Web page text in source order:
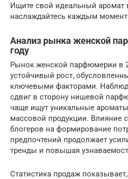
Ищите свой идеальный аромат
наслаждайтесь каждым
Анализ рынка женской
году
Рынок женской парфюмерии в
устойчивый рост,
ключевыми факторами.
сдвиг в сторону нишевой
чаще ищут уникальные
массовой продукции. Влияние
блогеров на формирование
предпочтений продолжает
тренды и повышая
Статистика продаж